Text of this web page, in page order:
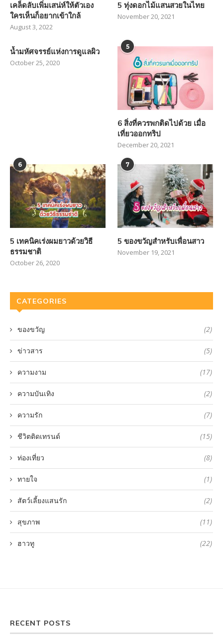
เคล็ดลับเพิ่มเสน่ห์ให้ตัวเอง
ใครเห็นก็อยากเข้าใกล้
August 3, 2022
5 ทุ่งดอกไม้แสนสวยในไทย
November 20, 2021
น้ำมหัศจรรย์แห่งการดูแลผิว
October 25, 2020
5
6 สิ่งที่ควรพกติดไปด้วย เมื่อ
เที่ยวออกทริป
December 20, 2021
6
5 เทคนิคเร่งผมยาวด้วยวิธี
ธรรมชาติ
October 26, 2020
7
5 ของขวัญสำหรับเพื่อนสาว
November 19, 2021
CATEGORIES
ของขวัญ (2)
ข่าวสาร (5)
ความงาม (17)
ความบันเทิง (2)
ความรัก (7)
ชีวิตติดเทรนด์ (15)
ท่องเที่ยว (8)
ทายใจ (1)
สัตว์เลี้ยงแสนรัก (2)
สุขภาพ (11)
ฮาวทู (22)
RECENT POSTS